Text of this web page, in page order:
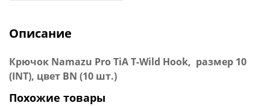
Описание
Крючок Namazu Pro TiA T-Wild Hook, размер 10
(INT), цвет BN (10 шт.)
Похожие товары